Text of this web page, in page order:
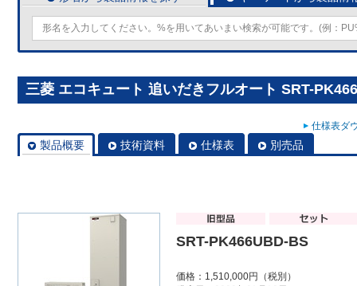
三菱 エコキュート 追いだきフルオート SRT-
仕様表ダ
製品概要 技術資料 仕様表 別売品
SRT-PK466UBD-BS
価格：1,510,000円（税別）